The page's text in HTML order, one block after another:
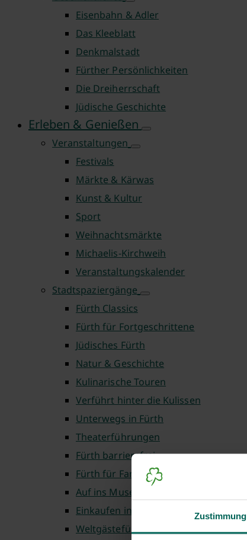
Zustimmung
Eisenbahn & Adler
Das Kleeblatt
Denkmalstadt
Fürther Persönlichkeiten
Die Dreiherrschaft
Jüdische Geschichte
Erleben & Genießen
Veranstaltungen
Festivals
Märkte & Kärwas
Kunst & Kultur
Sport
Weihnachtsmärkte
Michaelis-Kirchweih
Veranstaltungskalender
Stadtspaziergänge
Fürth Classics
Fürth für Fortgeschrittene
Jüdisches Fürth
Natur & Geschichte
Kulinarische Touren
Verführt hinter die Kulissen
Unterwegs in Fürth
Theaterführungen
Fürth barrierefrei
Fürth für Familien
Auf ins Museum
Einkaufen in Fürth
Weltgästeführertag